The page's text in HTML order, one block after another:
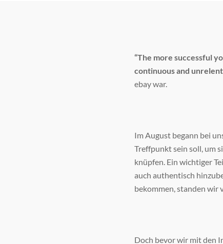
“The more successful
continuous and
ebay war.
Im August begann bei
Treffpunkt sein soll, um
knüpfen. Ein wichtiger
auch authentisch
bekommen, standen wir
Doch bevor wir mit den